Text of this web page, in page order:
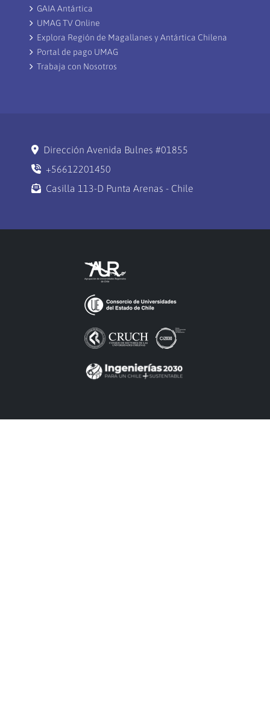
GAIA Antártica
UMAG TV Online
Explora Región de Magallanes y Antártica Chilena
Portal de pago UMAG
Trabaja con Nosotros
Dirección Avenida Bulnes #01855
+56612201450
Casilla 113-D Punta Arenas - Chile